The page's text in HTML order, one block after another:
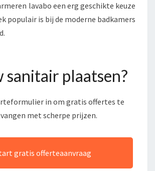
lavabo een erg geschikte keuze
populair is bij de moderne badkamers
sanitair plaatsen?
in om gratis offertes te
met scherpe prijzen.
gratis offerteaanvraag